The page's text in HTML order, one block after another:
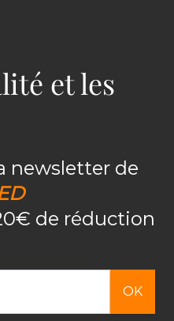
et les
newsletter de
de réduction
OK